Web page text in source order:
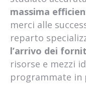
deposito merci per
trasporti internazionali a
trasporti internazionali a
spedizione merci pesanti
spedizione merci pesanti
spedizioni carichi completi
spedizioni carichi parziali
massima
merci alle
reparto
l’arrivo dei
risorse e mezzi
programmate in